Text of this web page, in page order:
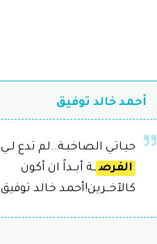
أحمد خالد توفيق
حيـاتـي الصاخبـة..لم تدع لــي
الفرص ــة أبــداً ان أكون
كالآخــرين!أحمد خالد توفيق